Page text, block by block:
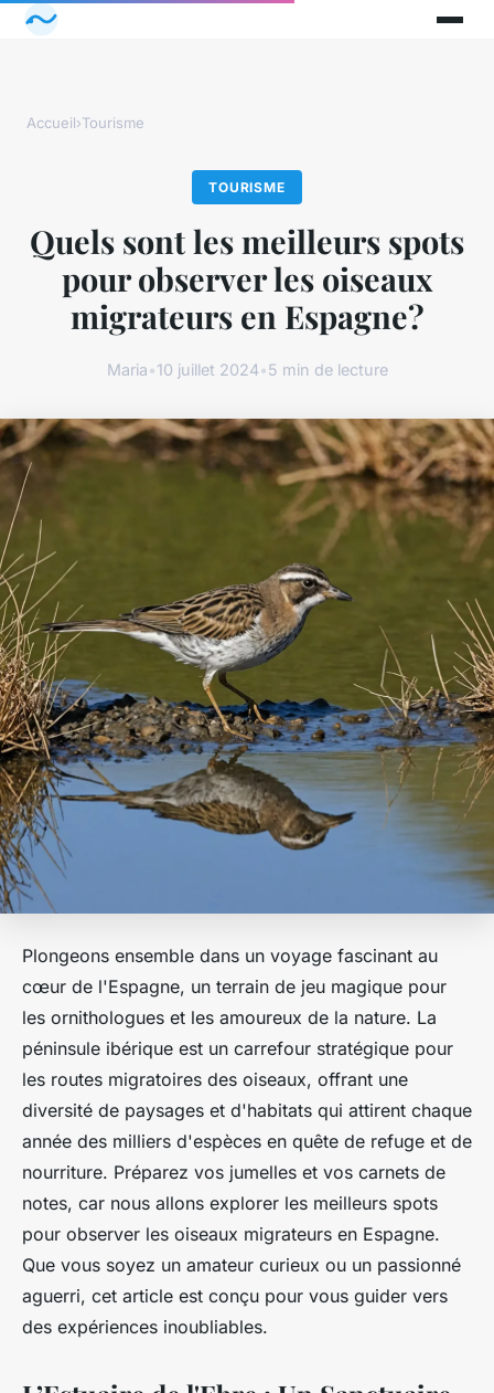
Accueil›Tourisme
TOURISME
Quels sont les meilleurs spots
pour observer les oiseaux
migrateurs en Espagne?
Maria•10 juillet 2024•5 min de lecture
Plongeons ensemble dans un voyage fascinant au
cœur de l'Espagne, un terrain de jeu magique pour
les ornithologues et les amoureux de la nature. La
péninsule ibérique est un carrefour stratégique pour
les routes migratoires des oiseaux, offrant une
diversité de paysages et d'habitats qui attirent chaque
année des milliers d'espèces en quête de refuge et de
nourriture. Préparez vos jumelles et vos carnets de
notes, car nous allons explorer les meilleurs spots
pour observer les oiseaux migrateurs en Espagne.
Que vous soyez un amateur curieux ou un passionné
aguerri, cet article est conçu pour vous guider vers
des expériences inoubliables.